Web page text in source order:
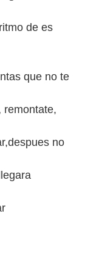
de es
que no te
remontate,
no